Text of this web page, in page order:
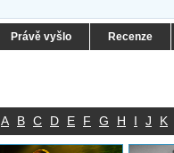
Právě vyšlo Recenze
A B C D E F G H I J K